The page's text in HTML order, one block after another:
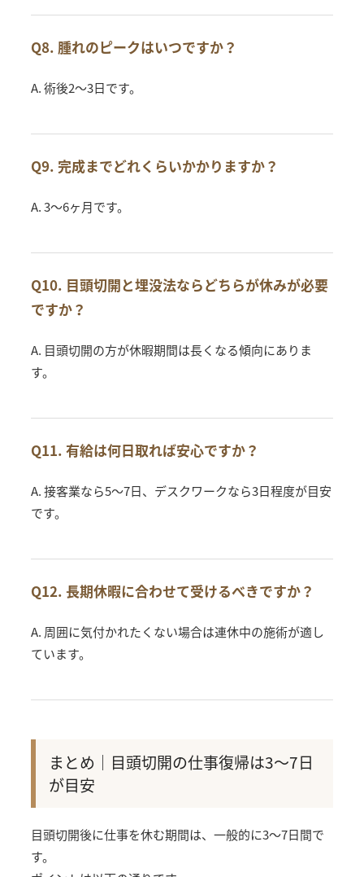
Q8. 腫れのピークはいつですか？
A. 術後2〜3日です。
Q9. 完成までどれくらいかかりますか？
A. 3〜6ヶ月です。
Q10. 目頭切開と埋没法ならどちらが休みが必要
ですか？
A. 目頭切開の方が休暇期間は長くなる傾向にありま
す。
Q11. 有給は何日取れば安心ですか？
A. 接客業なら5〜7日、デスクワークなら3日程度が目安
です。
Q12. 長期休暇に合わせて受けるべきですか？
A. 周囲に気付かれたくない場合は連休中の施術が適し
ています。
まとめ｜目頭切開の仕事復帰は3〜7日
が目安
目頭切開後に仕事を休む期間は、一般的に3〜7日間で
す。